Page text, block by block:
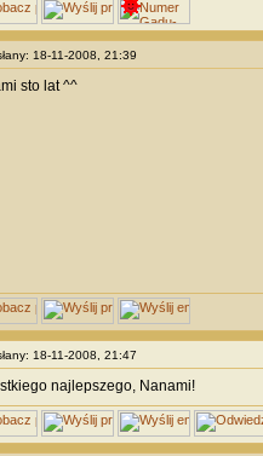
18-11-2008, 21:39
sto lat ^^
18-11-2008, 21:47
najlepszego, Nanami!